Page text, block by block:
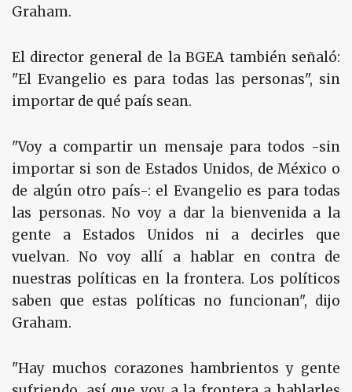
Graham.
El director general de la BGEA también señaló:
"El Evangelio es para todas las personas", sin
importar de qué país sean.
"Voy a compartir un mensaje para todos -sin
importar si son de Estados Unidos, de México o
de algún otro país-: el Evangelio es para todas
las personas. No voy a dar la bienvenida a la
gente a Estados Unidos ni a decirles que
vuelvan. No voy allí a hablar en contra de
nuestras políticas en la frontera. Los políticos
saben que estas políticas no funcionan", dijo
Graham.
"Hay muchos corazones hambrientos y gente